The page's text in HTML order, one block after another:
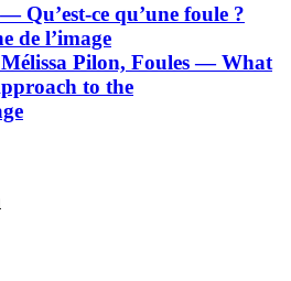
Qu’est-ce qu’une foule ?
de l’image
Pilon, Foules — What
to the